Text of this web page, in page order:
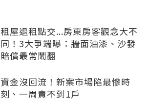
租屋退租點交...房東房客觀念大不
同！3大爭端曝：牆面油漆、沙發
賠償最常鬧翻
資金沒回流！新案市場陷最慘時
刻、一周賣不到1戶